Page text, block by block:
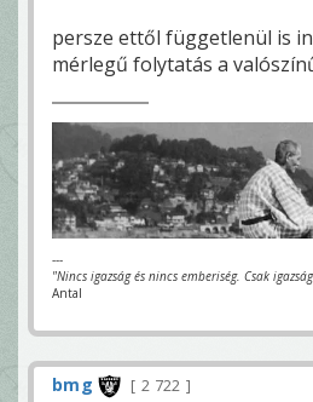
persze ettől függetlenül is
mérlegű folytatás a
---
"Nincs igazság és nincs emberiség. Csak
Antal
bmg 2 722